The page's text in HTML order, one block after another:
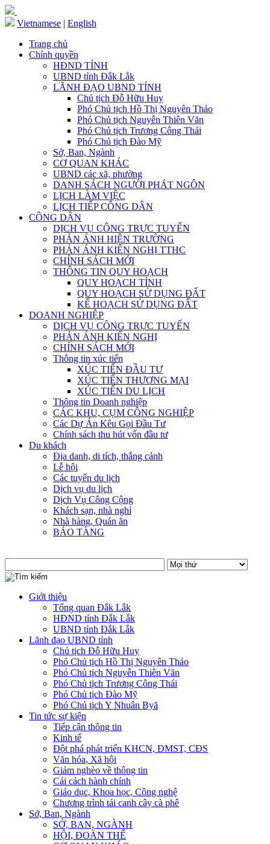
Vietnamese | English
Trang chủ
Chính quyền
HĐND TỈNH
UBND tỉnh Đắk Lắk
LÃNH ĐẠO UBND TỈNH
Chủ tịch Đỗ Hữu Huy
Phó Chủ tịch Hồ Thị Nguyên Thảo
Phó Chủ tịch Nguyễn Thiên Văn
Phó Chủ tịch Trương Công Thái
Phó Chủ tịch Đào Mỹ
Sở, Ban, Ngành
CƠ QUAN KHÁC
UBND các xã, phường
DANH SÁCH NGƯỜI PHÁT NGÔN
LỊCH LÀM VIỆC
LỊCH TIẾP CÔNG DÂN
CÔNG DÂN
DỊCH VỤ CÔNG TRỰC TUYẾN
PHẢN ÁNH HIỆN TRƯỜNG
PHẢN ÁNH KIẾN NGHỊ TTHC
CHÍNH SÁCH MỚI
THÔNG TIN QUY HOẠCH
QUY HOẠCH TỈNH
QUY HOẠCH SỬ DỤNG ĐẤT
KẾ HOẠCH SỬ DỤNG ĐẤT
DOANH NGHIỆP
DỊCH VỤ CÔNG TRỰC TUYẾN
PHẢN ÁNH KIẾN NGHỊ
CHÍNH SÁCH MỚI
Thông tin xúc tiến
XÚC TIẾN ĐẦU TƯ
XÚC TIẾN THƯƠNG MẠI
XÚC TIẾN DU LỊCH
Thông tin Doanh nghiệp
CÁC KHU, CỤM CÔNG NGHIỆP
Các Dự Án Kêu Gọi Đầu Tư
Chính sách thu hút vốn đầu tư
Du khách
Địa danh, di tích, thắng cảnh
Lễ hội
Các tuyến du lịch
Dịch vụ du lịch
Dịch Vụ Công Cộng
Khách sạn, nhà nghỉ
Nhà hàng, Quán ăn
BẢO TÀNG
Giới thiệu
Tổng quan Đắk Lắk
HĐND tỉnh Đắk Lắk
UBND tỉnh Đắk Lắk
Lãnh đạo UBND tỉnh
Chủ tịch Đỗ Hữu Huy
Phó Chủ tịch Hồ Thị Nguyên Thảo
Phó Chủ tịch Nguyễn Thiên Văn
Phó Chủ tịch Trương Công Thái
Phó Chủ tịch Đào Mỹ
Phó Chủ tịch Y Nhuân Byă
Tin tức sự kiện
Tiếp cận thông tin
Kinh tế
Đột phá phát triển KHCN, ĐMST, CĐS
Văn hóa, Xã hội
Giảm nghèo về thông tin
Cải cách hành chính
Giáo dục, Khoa học, Công nghệ
Chương trình tái canh cây cà phê
Sở, Ban, Ngành
SỞ, BAN, NGÀNH
HỘI, ĐOÀN THỂ